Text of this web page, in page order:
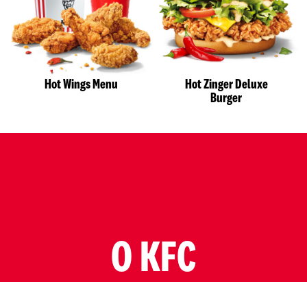
Hot Wings Menu
Hot Zinger Deluxe
Burger
O KFC